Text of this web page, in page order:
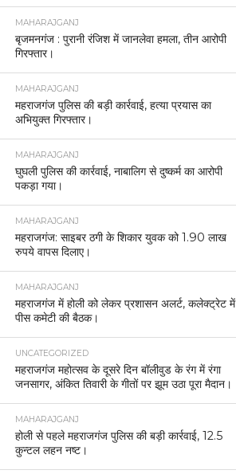
MAHARAJGANJ
बृजमनगंज : पुरानी रंजिश में जानलेवा हमला, तीन आरोपी
गिरफ्तार।
MAHARAJGANJ
महराजगंज पुलिस की बड़ी कार्रवाई, हत्या प्रयास का
अभियुक्त गिरफ्तार।
MAHARAJGANJ
घुघली पुलिस की कार्रवाई, नाबालिग से दुष्कर्म का आरोपी
पकड़ा गया।
MAHARAJGANJ
महराजगंज: साइबर ठगी के शिकार युवक को 1.90 लाख
रुपये वापस दिलाए।
MAHARAJGANJ
महराजगंज में होली को लेकर प्रशासन अलर्ट, कलेक्ट्रेट में
पीस कमेटी की बैठक।
UNCATEGORIZED
महराजगंज महोत्सव के दूसरे दिन बॉलीवुड के रंग में रंगा
जनसागर, अंकित तिवारी के गीतों पर झूम उठा पूरा मैदान।
MAHARAJGANJ
होली से पहले महराजगंज पुलिस की बड़ी कार्रवाई, 12.5
कुन्टल लहन नष्ट।